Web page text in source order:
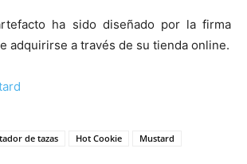
ha sido diseñado por la firma
adquirirse a través de su tienda online.
de tazas Hot Cookie Mustard